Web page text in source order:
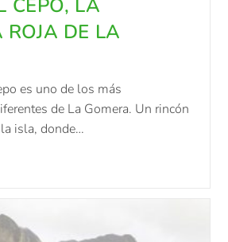
CEPO, LA
DE LA
es uno de los más
de La Gomera. Un rincón
isla, donde…